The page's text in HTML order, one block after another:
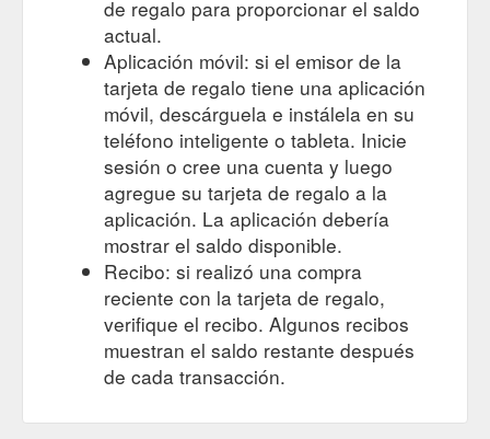
de regalo para proporcionar el saldo
actual.
Aplicación móvil: si el emisor de la
tarjeta de regalo tiene una aplicación
móvil, descárguela e instálela en su
teléfono inteligente o tableta. Inicie
sesión o cree una cuenta y luego
agregue su tarjeta de regalo a la
aplicación. La aplicación debería
mostrar el saldo disponible.
Recibo: si realizó una compra
reciente con la tarjeta de regalo,
verifique el recibo. Algunos recibos
muestran el saldo restante después
de cada transacción.